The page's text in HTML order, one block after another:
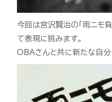
今回は宮沢賢治の｢雨ニモ
て表現に挑みます。
OBAさんと共に新たな自分